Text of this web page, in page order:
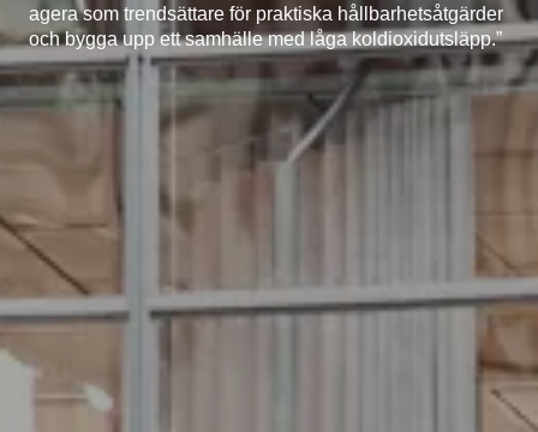
agera som trendsättare för praktiska hållbarhetsåtgärder
och bygga upp ett samhälle med låga koldioxidutsläpp.”